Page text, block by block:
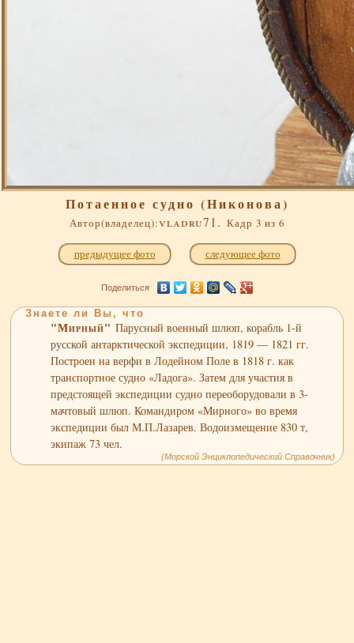
Потаенное судно (Никонова)
Автор(владелец):vladru71. Кадр 3 из 6
предыдущее фото следующее фото
Поделиться
Знаете ли Вы, что
"Мирный"Парусный военный шлюп, корабль 1-й
русской антарктической экспедиции, 1819 — 1821 гг.
Построен на верфи в Лодейном Поле в 1818 г. как
транспортное судно «Ладога». Затем для участия в
предстоящей экспедиции судно переоборудовали в 3-
мачтовый шлюп. Командиром «Мирного» во время
экспедиции был М.П.Лазарев. Водоизмещение 830 т,
экипаж 73 чел.
(Морской Энциклопедический Справочник)